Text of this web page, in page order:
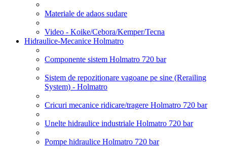
Materiale de adaos sudare
Video - Koike/Cebora/Kemper/Tecna
Hidraulice-Mecanice Holmatro
Componente sistem Holmatro 720 bar
Sistem de repozitionare vagoane pe sine (Rerailing
System) - Holmatro
Cricuri mecanice ridicare/tragere Holmatro 720 bar
Unelte hidraulice industriale Holmatro 720 bar
Pompe hidraulice Holmatro 720 bar